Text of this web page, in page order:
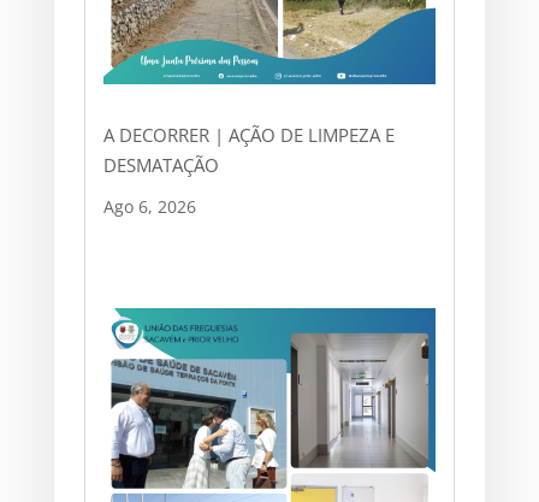
A DECORRER | AÇÃO DE LIMPEZA E
DESMATAÇÃO
Ago 6, 2026